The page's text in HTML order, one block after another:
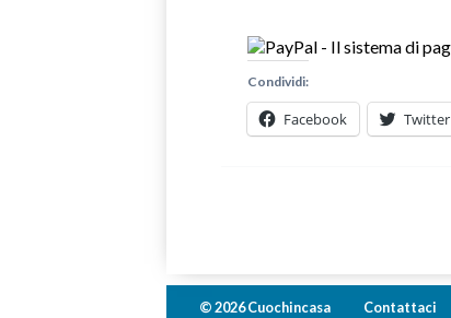
Condividi:
Facebook Twitter
© 2026 Cuochincasa Contattaci